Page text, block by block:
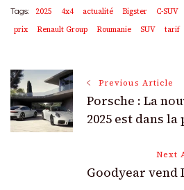
Tags: 2025 4x4 actualité Bigster C-SUV
prix
Renault Group Roumanie SUV tarif
Post
Navigation
Previous Article
Porsche : La
2025 est dans la
Next
Goodyear vend